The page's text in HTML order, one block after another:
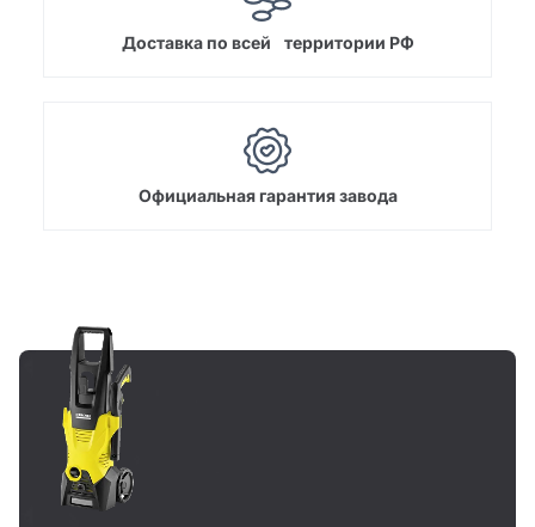
Доставка по всей территории РФ
Официальная гарантия завода